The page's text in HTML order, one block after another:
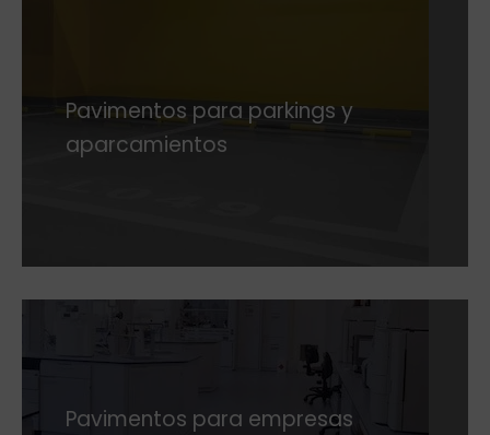
Pavimentos para parkings y
aparcamientos
Pavimentos para empresas